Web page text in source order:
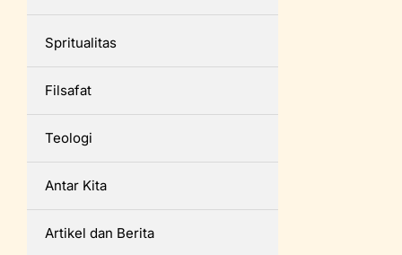
Spritualitas
Filsafat
Teologi
Antar Kita
Artikel dan Berita